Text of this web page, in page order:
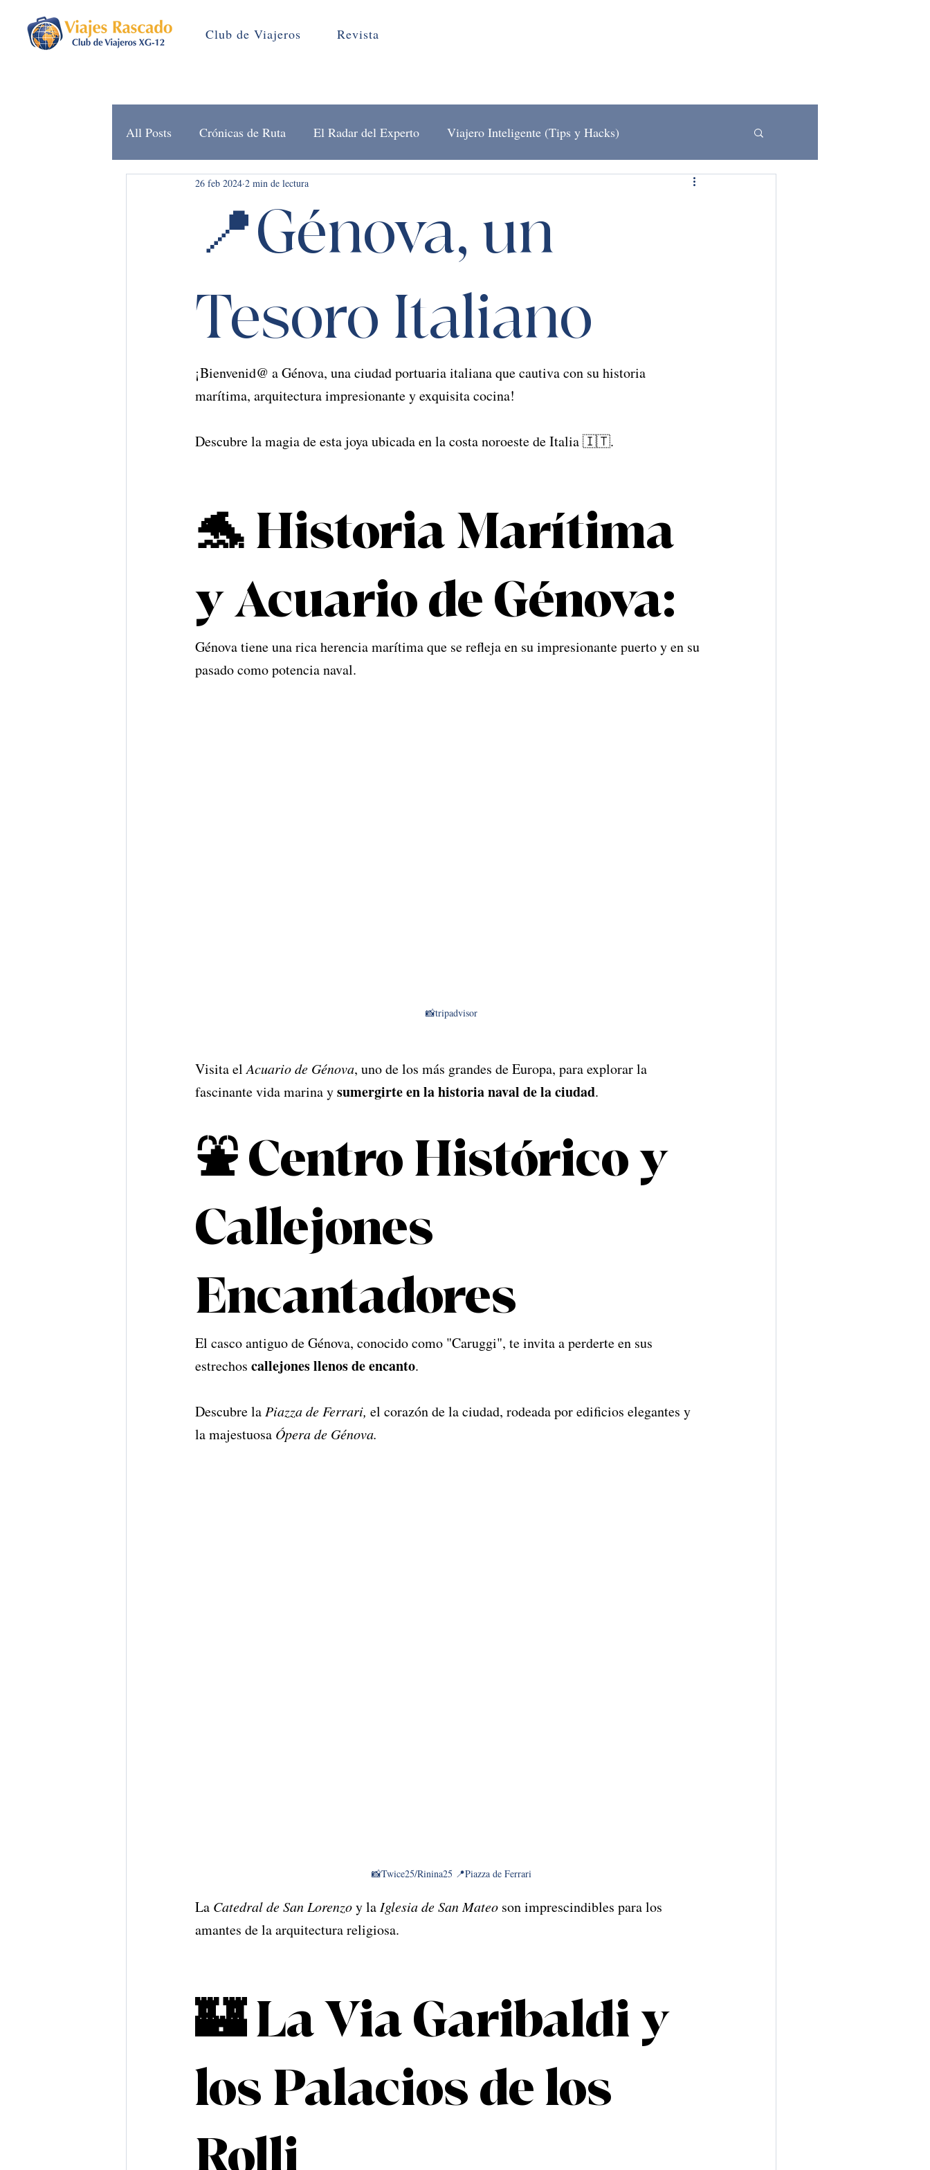
Club de Viajeros Revista
All Posts Crónicas de Ruta El Radar del Experto Viajero Inteligente (Tips y Hacks)
Brújula Rascado (Noticias)
📍Génova, un
Tesoro Italiano
26 feb 2024 2 min de lectura
¡Bienvenid@ a Génova, una ciudad portuaria italiana que cautiva con su historia
marítima, arquitectura impresionante y exquisita cocina!
Descubre la magia de esta joya ubicada en la costa noroeste de Italia 🇮🇹.
🐬 Historia Marítima
y Acuario de Génova:
Génova tiene una rica herencia marítima que se refleja en su impresionante puerto y en su
pasado como potencia naval.
📸tripadvisor
Visita el Acuario de Génova, uno de los más grandes de Europa, para explorar la
fascinante vida marina y sumergirte en la historia naval de la ciudad.
⛲️ Centro Histórico y
Callejones
Encantadores
El casco antiguo de Génova, conocido como "Caruggi", te invita a perderte en sus
estrechos callejones llenos de encanto.
Descubre la Piazza de Ferrari, el corazón de la ciudad, rodeada por edificios elegantes y
la majestuosa Ópera de Génova.
📸Twice25/Rinina25 📍Piazza de Ferrari
La Catedral de San Lorenzo y la Iglesia de San Mateo son imprescindibles para los
amantes de la arquitectura religiosa.
🏰 La Via Garibaldi y
los Palacios de los